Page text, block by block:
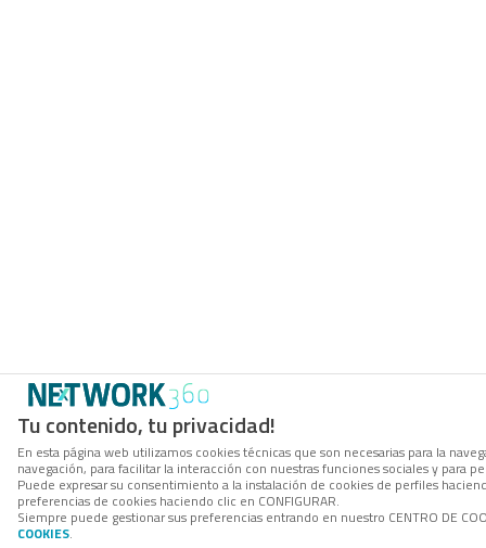
Tu contenido, tu privacidad!
En esta página web utilizamos cookies técnicas que son necesarias para la
navegación, para facilitar la interacción con nuestras funciones sociales y
Puede expresar su consentimiento a la instalación de cookies de perfiles
preferencias de cookies haciendo clic en CONFIGURAR.
Siempre puede gestionar sus preferencias entrando en nuestro CENTRO DE
COOKIES.